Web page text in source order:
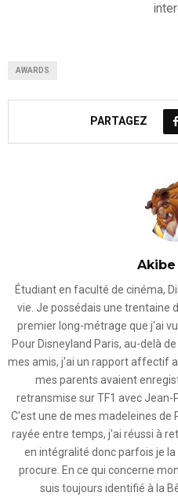
AWARDS
PARTAGEZ
Akibe
Étudiant en faculté de cinéma,
vie. Je possédais une trentaine
premier long-métrage que j'ai
Pour Disneyland Paris, au-delà
mes amis, j'ai un rapport affectif
mes parents avaient
retransmise sur TF1 avec Jean-
C'est une de mes madeleines de
rayée entre temps, j'ai réussi à
en intégralité donc parfois je
procure. En ce qui concerne
suis toujours identifié à la